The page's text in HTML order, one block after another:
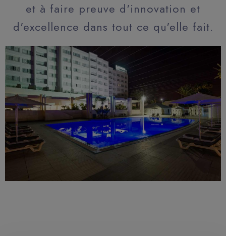
et à faire preuve d'innovation et
d'excellence dans tout ce qu'elle fait.